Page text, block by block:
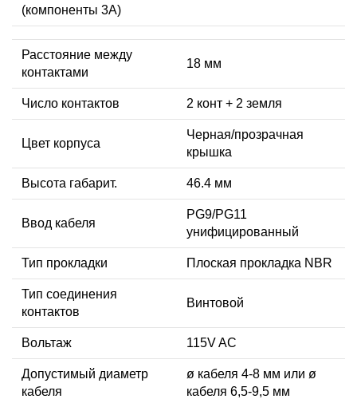
(компоненты 3A)
Расстояние между
контактами
18 мм
Число контактов 2 конт + 2 земля
Цвет корпуса
Черная/прозрачная
крышка
Высота габарит. 46.4 мм
Ввод кабеля
PG9/PG11
унифицированный
Тип прокладки Плоская прокладка NBR
Тип соединения
контактов
Винтовой
Вольтаж 115V AC
Допустимый диаметр
кабеля
ø кабеля 4-8 мм или ø
кабеля 6,5-9,5 мм